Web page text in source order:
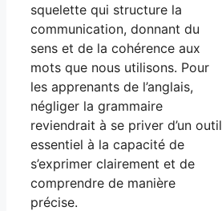
squelette qui structure la
communication, donnant du
sens et de la cohérence aux
mots que nous utilisons. Pour
les apprenants de l’anglais,
négliger la grammaire
reviendrait à se priver d’un outil
essentiel à la capacité de
s’exprimer clairement et de
comprendre de manière
précise.